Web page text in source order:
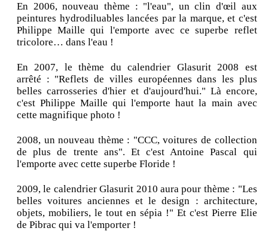
En 2006, nouveau thème : "l'eau", un clin d'œil aux
peintures hydrodiluables lancées par la marque, et c'est
Philippe Maille qui l'emporte avec ce superbe reflet
tricolore… dans l'eau !
En 2007, le thème du calendrier Glasurit 2008 est
arrêté : "Reflets de villes européennes dans les plus
belles carrosseries d'hier et d'aujourd'hui." Là encore,
c'est Philippe Maille qui l'emporte haut la main avec
cette magnifique photo !
2008, un nouveau thème : "CCC, voitures de collection
de plus de trente ans". Et c'est Antoine Pascal qui
l'emporte avec cette superbe Floride !
2009, le calendrier Glasurit 2010 aura pour thème : "Les
belles voitures anciennes et le design : architecture,
objets, mobiliers, le tout en sépia !" Et c'est Pierre Elie
de Pibrac qui va l'emporter !